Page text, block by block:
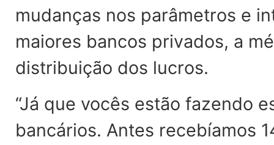
mudanças nos parâmetros e
maiores bancos privados, a
distribuição dos lucros.
“Já que vocês estão fazendo
bancários. Antes recebíamos